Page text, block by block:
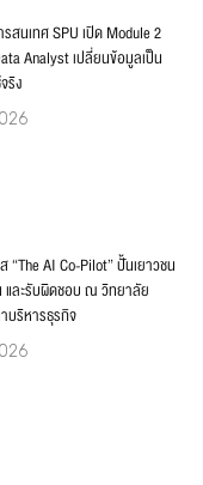
สนเทศ SPU เปิด Module 2
Analyst เปลี่ยนข้อมูลเป็น
ริง
“The AI Co-Pilot” ปั้นเยาวชน
และรับผิดชอบ ณ วิทยาลัย
บริหารธุรกิจ